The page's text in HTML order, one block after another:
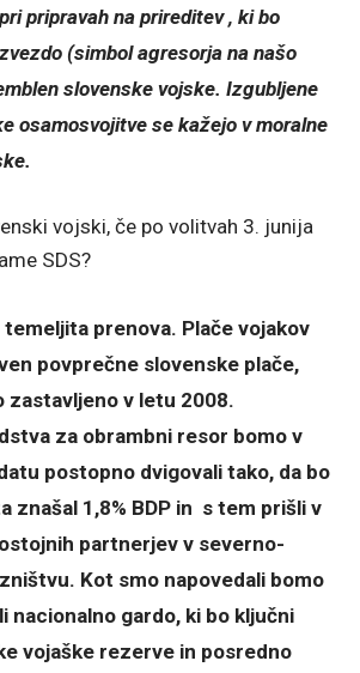
pripravah na prireditev , ki bo
(simbol agresorja na našo
slovenske vojske. Izgubljene
osamosvojitve se kažejo v moralne
vojski, če po volitvah 3. junija
SDS?
prenova. Plače vojakov
povprečne slovenske plače,
zastavljeno v letu 2008.
za obrambni resor bomo v
postopno dvigovali tako, da bo
znašal 1,8% BDP in s tem prišli v
partnerjev v severno-
Kot smo napovedali bomo
nacionalno gardo, ki bo ključni
vojaške rezerve in posredno